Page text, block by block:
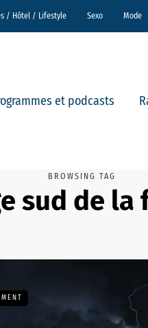
/ Hôtel / Lifestyle Sexo Mode
et podcasts
BROWSING TAG
sud de la